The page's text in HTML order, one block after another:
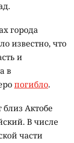
города
известно, что
и
в
погибло.
Актобе
В числе
части